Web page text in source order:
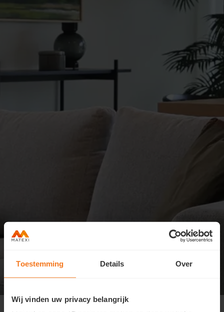
Toestemming Details Over
Wij vinden uw privacy belangrijk
Zaventem Diegemstraat > Permanentie